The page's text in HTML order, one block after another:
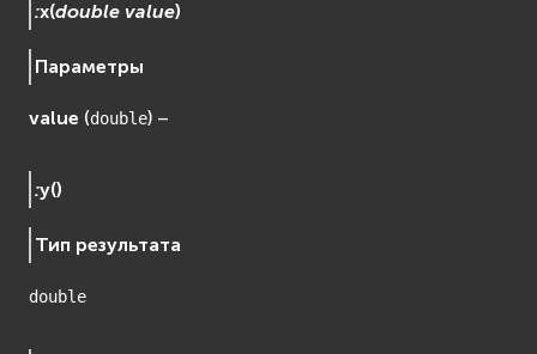
:x(double value)
Параметры
value (double) –
:y()
Тип результата
double